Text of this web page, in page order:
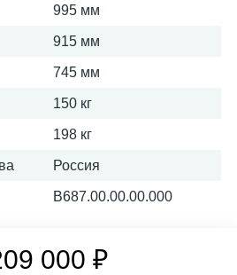
995 мм
915 мм
745 мм
150 кг
198 кг
Россия
В687.00.00.00.000
000 ₽